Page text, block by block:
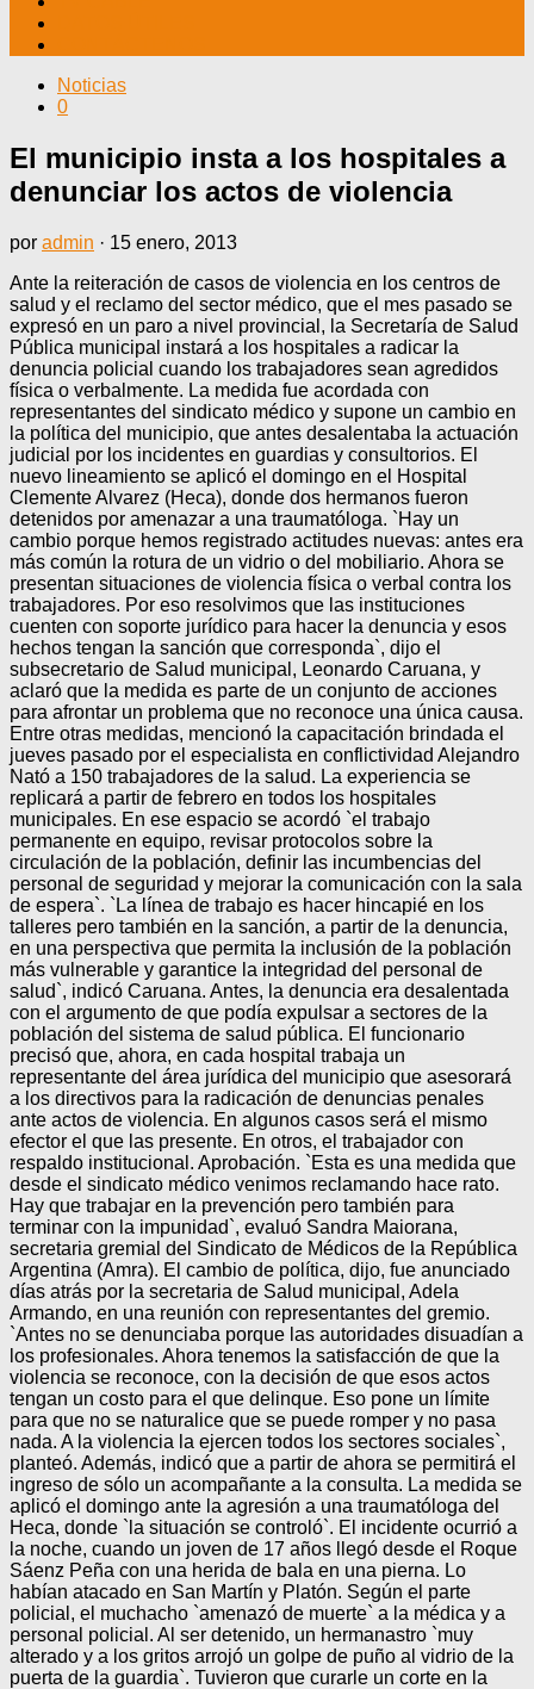
Noticias
0
El municipio insta a los hospitales a
denunciar los actos de violencia
por admin · 15 enero, 2013
Ante la reiteración de casos de violencia en los centros de
salud y el reclamo del sector médico, que el mes pasado se
expresó en un paro a nivel provincial, la Secretaría de Salud
Pública municipal instará a los hospitales a radicar la
denuncia policial cuando los trabajadores sean agredidos
física o verbalmente. La medida fue acordada con
representantes del sindicato médico y supone un cambio en
la política del municipio, que antes desalentaba la actuación
judicial por los incidentes en guardias y consultorios. El
nuevo lineamiento se aplicó el domingo en el Hospital
Clemente Alvarez (Heca), donde dos hermanos fueron
detenidos por amenazar a una traumatóloga. `Hay un
cambio porque hemos registrado actitudes nuevas: antes era
más común la rotura de un vidrio o del mobiliario. Ahora se
presentan situaciones de violencia física o verbal contra los
trabajadores. Por eso resolvimos que las instituciones
cuenten con soporte jurídico para hacer la denuncia y esos
hechos tengan la sanción que corresponda`, dijo el
subsecretario de Salud municipal, Leonardo Caruana, y
aclaró que la medida es parte de un conjunto de acciones
para afrontar un problema que no reconoce una única causa.
Entre otras medidas, mencionó la capacitación brindada el
jueves pasado por el especialista en conflictividad Alejandro
Nató a 150 trabajadores de la salud. La experiencia se
replicará a partir de febrero en todos los hospitales
municipales. En ese espacio se acordó `el trabajo
permanente en equipo, revisar protocolos sobre la
circulación de la población, definir las incumbencias del
personal de seguridad y mejorar la comunicación con la sala
de espera`. `La línea de trabajo es hacer hincapié en los
talleres pero también en la sanción, a partir de la denuncia,
en una perspectiva que permita la inclusión de la población
más vulnerable y garantice la integridad del personal de
salud`, indicó Caruana. Antes, la denuncia era desalentada
con el argumento de que podía expulsar a sectores de la
población del sistema de salud pública. El funcionario
precisó que, ahora, en cada hospital trabaja un
representante del área jurídica del municipio que asesorará
a los directivos para la radicación de denuncias penales
ante actos de violencia. En algunos casos será el mismo
efector el que las presente. En otros, el trabajador con
respaldo institucional. Aprobación. `Esta es una medida que
desde el sindicato médico venimos reclamando hace rato.
Hay que trabajar en la prevención pero también para
terminar con la impunidad`, evaluó Sandra Maiorana,
secretaria gremial del Sindicato de Médicos de la República
Argentina (Amra). El cambio de política, dijo, fue anunciado
días atrás por la secretaria de Salud municipal, Adela
Armando, en una reunión con representantes del gremio.
`Antes no se denunciaba porque las autoridades disuadían a
los profesionales. Ahora tenemos la satisfacción de que la
violencia se reconoce, con la decisión de que esos actos
tengan un costo para el que delinque. Eso pone un límite
para que no se naturalice que se puede romper y no pasa
nada. A la violencia la ejercen todos los sectores sociales`,
planteó. Además, indicó que a partir de ahora se permitirá el
ingreso de sólo un acompañante a la consulta. La medida se
aplicó el domingo ante la agresión a una traumatóloga del
Heca, donde `la situación se controló`. El incidente ocurrió a
la noche, cuando un joven de 17 años llegó desde el Roque
Sáenz Peña con una herida de bala en una pierna. Lo
habían atacado en San Martín y Platón. Según el parte
policial, el muchacho `amenazó de muerte` a la médica y a
personal policial. Al ser detenido, un hermanastro `muy
alterado y a los gritos arrojó un golpe de puño al vidrio de la
puerta de la guardia`. Tuvieron que curarle un corte en la